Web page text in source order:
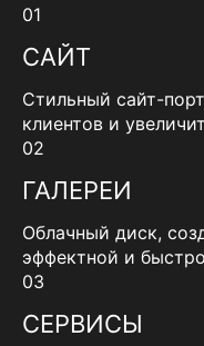
01
САЙТ
Стильный сайт-
клиентов и
02
ГАЛЕРЕИ
Облачный диск,
эффектной и
03
СЕРВИСЫ